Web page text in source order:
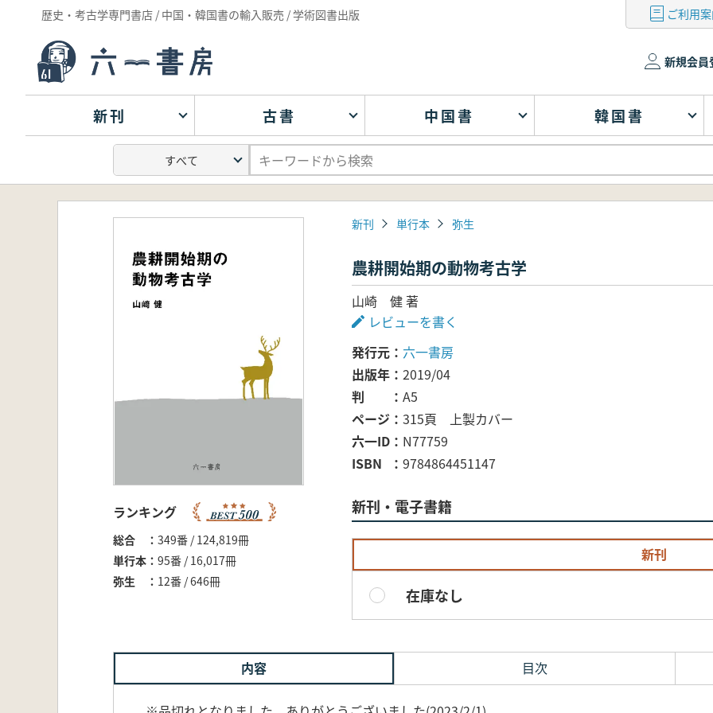
歴史・考古学専門書店 / 中国・韓国書の輸入販売 / 学術図書出版 ご利用
新規会員
新刊 古書 中国書 韓国書
ランキング
総合
349番 / 124,819冊
単行本
95番 / 16,017冊
弥生
12番 / 646冊
新刊 単行本 弥生
農耕開始期の動物考古学
山崎 健 著
レビューを書く
発行元
六一書房
出版年
2019/04
判
A5
ページ
315頁 上製カバー
六一ID
N77759
ISBN
9784864451147
新刊・電子書籍
新刊
在庫なし
内容 目次